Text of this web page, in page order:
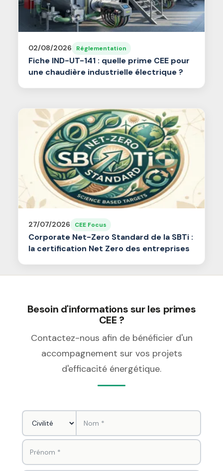
02/08/2026 Réglementation
Fiche IND-UT-141 : quelle prime CEE pour
une chaudière industrielle électrique ?
27/07/2026 CEE Focus
Corporate Net-Zero Standard de la SBTi :
la certification Net Zero des entreprises
Besoin d'informations sur les primes
CEE ?
Contactez-nous afin de bénéficier d'un
accompagnement sur vos projets
d'efficacité énergétique.